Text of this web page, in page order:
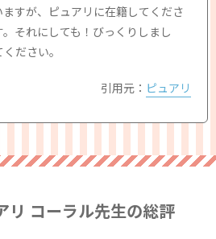
すが、ピュアリに在籍してくださ
それにしても！びっくりしまし
ださい。
引用元： ピュアリ
リ コーラル先生の総評